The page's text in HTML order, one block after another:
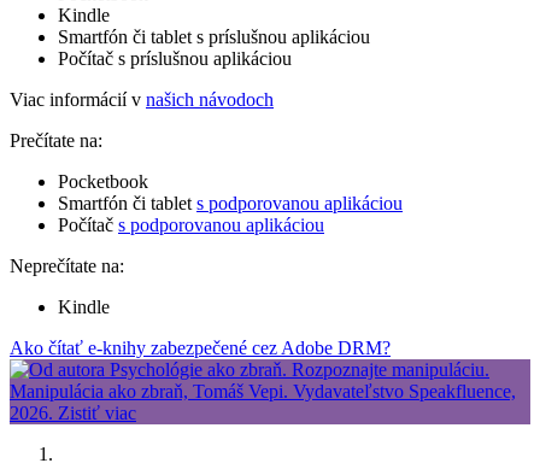
Kindle
Smartfón či tablet s príslušnou aplikáciou
Počítač s príslušnou aplikáciou
Viac informácií v našich návodoch
Prečítate na:
Pocketbook
Smartfón či tablet s podporovanou aplikáciou
Počítač s podporovanou aplikáciou
Neprečítate na:
Kindle
Ako čítať e-knihy zabezpečené cez Adobe DRM?